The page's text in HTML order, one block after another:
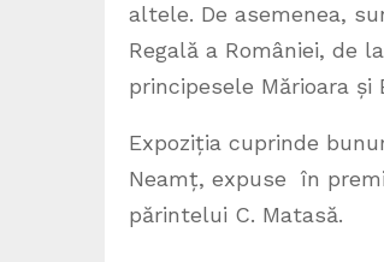
altele. De asemenea,
Regală a României, de
principesele Mărioara și
Expoziția cuprinde
Neamț, expuse în
părintelui C. Matasă.